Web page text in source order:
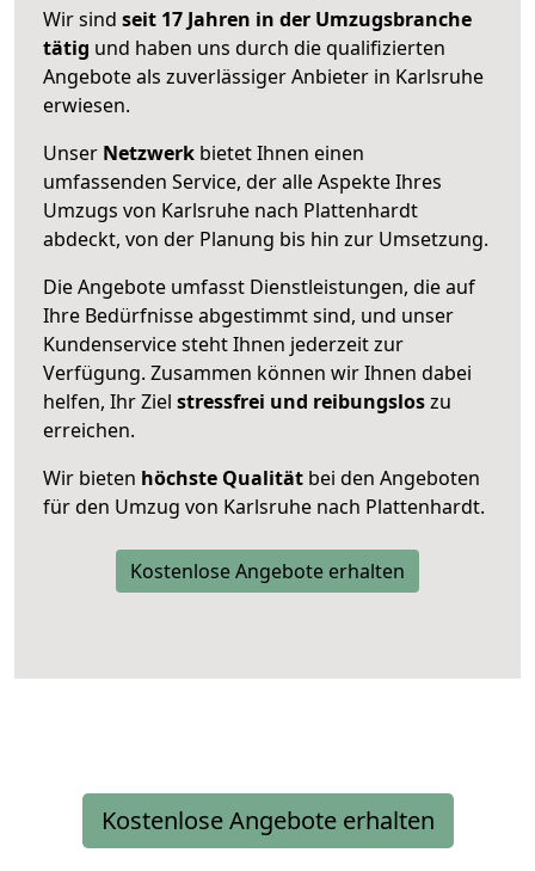
Wir sind seit 17 Jahren in der Umzugsbranche
tätig und haben uns durch die qualifizierten
Angebote als zuverlässiger Anbieter in Karlsruhe
erwiesen.
Unser Netzwerk bietet Ihnen einen
umfassenden Service, der alle Aspekte Ihres
Umzugs von Karlsruhe nach Plattenhardt
abdeckt, von der Planung bis hin zur Umsetzung.
Die Angebote umfasst Dienstleistungen, die auf
Ihre Bedürfnisse abgestimmt sind, und unser
Kundenservice steht Ihnen jederzeit zur
Verfügung. Zusammen können wir Ihnen dabei
helfen, Ihr Ziel stressfrei und reibungsloszu
erreichen.
Wir bieten höchste Qualität bei den Angeboten
für den Umzug von Karlsruhe nach Plattenhardt.
Kostenlose Angebote erhalten
Kostenlose Angebote erhalten